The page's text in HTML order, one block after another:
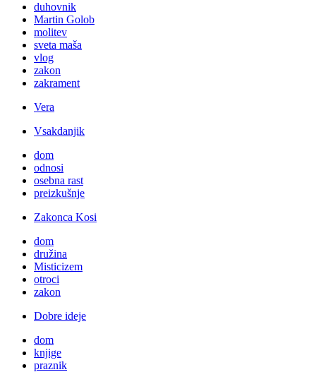
duhovnik
Martin Golob
molitev
sveta maša
vlog
zakon
zakrament
Vera
Vsakdanjik
dom
odnosi
osebna rast
preizkušnje
Zakonca Kosi
dom
družina
Misticizem
otroci
zakon
Dobre ideje
dom
knjige
praznik